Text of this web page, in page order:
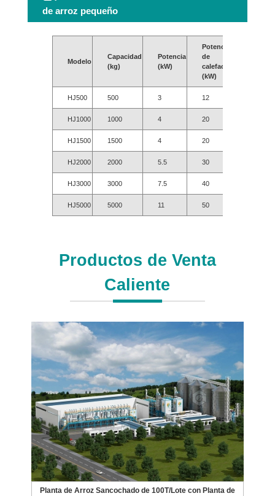
de arroz pequeño
Modelo
Capacidad
(kg)
Potencia
(kW)
Potencia
de
calefacción
(kW)
HJ500 500 3 12
HJ1000 1000 4 20
HJ1500 1500 4 20
HJ2000 2000 5.5 30
HJ3000 3000 7.5 40
HJ5000 5000 11 50
Productos de Venta
Caliente
Planta de Arroz Sancochado de 100T/Lote con Planta de